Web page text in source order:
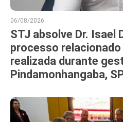
06/08/2026
STJ absolve Dr. Isael
processo
realizada durante
Pindamonhangaba,